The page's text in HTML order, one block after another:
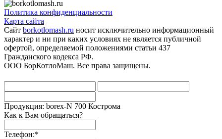
Политика конфиденциальности
Карта сайта
Сайт borkotlomash.ru носит исключительно информационный
характер и ни при каких условиях не является публичной
офертой, определяемой положениями статьи 437
Гражданского кодекса РФ.
ООО БорКотлоМаш. Все права защищены.
Продукция: borex-N 700 Кострома
Как к Вам обращаться?
Телефон:*